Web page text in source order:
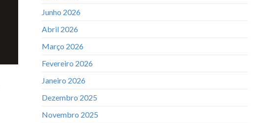
Junho 2026
Abril 2026
Março 2026
Fevereiro 2026
Janeiro 2026
Dezembro 2025
Novembro 2025